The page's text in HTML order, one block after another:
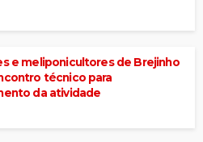
e meliponicultores de Brejinho
técnico para
da atividade